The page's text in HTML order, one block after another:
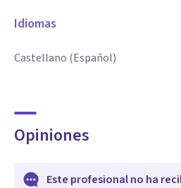
Idiomas
Castellano (Español)
Opiniones
Este profesional no ha